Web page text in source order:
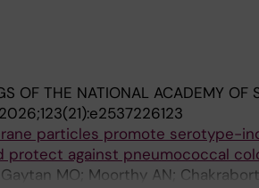
OF THE NATIONAL ACADEMY OF
2026;123(21):e2537226123
particles promote serotype-
protect against pneumococcal
MO; Moorthy AN;